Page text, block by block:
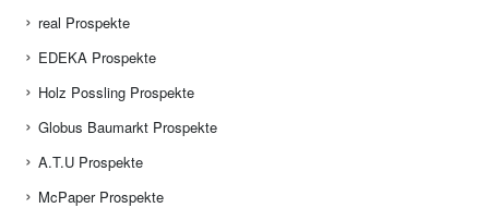
real Prospekte
EDEKA Prospekte
Holz Possling Prospekte
Globus Baumarkt Prospekte
A.T.U Prospekte
McPaper Prospekte